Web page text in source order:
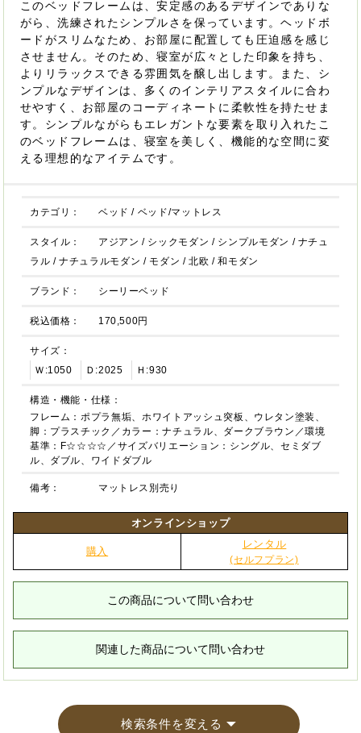
このベッドフレームは、安定感のあるデザインでありな
がら、洗練されたシンプルさを保っています。ヘッドボ
ードがスリムなため、お部屋に配置しても圧迫感を感じ
させません。そのため、寝室が広々とした印象を持ち、
よりリラックスできる雰囲気を醸し出します。また、シ
ンプルなデザインは、多くのインテリアスタイルに合わ
せやすく、お部屋のコーディネートに柔軟性を持たせま
す。シンプルながらもエレガントな要素を取り入れたこ
のベッドフレームは、寝室を美しく、機能的な空間に変
える理想的なアイテムです。
カテゴリ： ベッド / ベッド/マットレス
スタイル： アジアン / シックモダン / シンプルモダン / ナチュ
ラル /ナチュラルモダン / モダン /北欧 /和モダン
ブランド： シーリーベッド
税込価格： 170,500円
サイズ：
Ｗ:1050
Ｄ:2025 Ｈ:930
構造・機能・仕様：
フレーム：ポプラ無垢、ホワイトアッシュ突板、ウレタン塗装、
脚：プラスチック／カラー：ナチュラル、ダークブラウン／環境
基準：F☆☆☆☆／サイズバリエーション：シングル、セミダブ
ル、ダブル、ワイドダブル
備考： マットレス別売り
オンラインショップ
購入
レンタル
(セルフプラン)
この商品について問い合わせ
関連した商品について問い合わせ
検索条件を変える